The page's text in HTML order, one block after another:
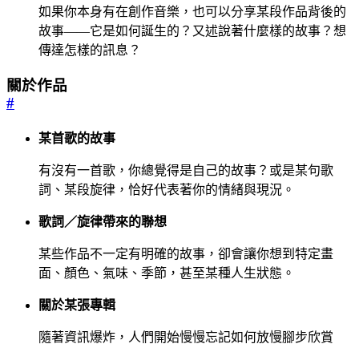
如果你本身有在創作音樂，也可以分享某段作品背後的
故事——它是如何誕生的？又述說著什麼樣的故事？想
傳達怎樣的訊息？
關於作品
#
某首歌的故事
有沒有一首歌，你總覺得是自己的故事？或是某句歌
詞、某段旋律，恰好代表著你的情緒與現況。
歌詞／旋律帶來的聯想
某些作品不一定有明確的故事，卻會讓你想到特定畫
面、顏色、氣味、季節，甚至某種人生狀態。
關於某張專輯
隨著資訊爆炸，人們開始慢慢忘記如何放慢腳步欣賞